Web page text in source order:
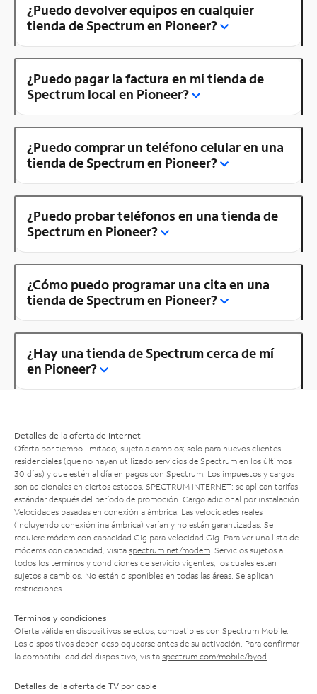
¿Puedo devolver equipos en cualquier
tienda de Spectrum en Pioneer?
¿Puedo pagar la factura en mi tienda de
Spectrum local en Pioneer?
¿Puedo comprar un teléfono celular en una
tienda de Spectrum en Pioneer?
¿Puedo probar teléfonos en una tienda de
Spectrum en Pioneer?
¿Cómo puedo programar una cita en una
tienda de Spectrum en Pioneer?
¿Hay una tienda de Spectrum cerca de mí
en Pioneer?
Detalles de la oferta de Internet
Oferta por tiempo limitado; sujeta a cambios; solo para nuevos clientes
residenciales (que no hayan utilizado servicios de Spectrum en los últimos
30 días) y que estén al día en pagos con Spectrum. Los impuestos y cargos
son adicionales en ciertos estados. SPECTRUM INTERNET: se aplican tarifas
estándar después del período de promoción. Cargo adicional por instalación.
Velocidades basadas en conexión alámbrica. Las velocidades reales
(incluyendo conexión inalámbrica) varían y no están garantizadas. Se
requiere módem con capacidad Gig para velocidad Gig. Para ver una lista de
módems con capacidad, visita spectrum.net/modem . Servicios sujetos a
todos los términos y condiciones de servicio vigentes, los cuales están
sujetos a cambios. No están disponibles en todas las áreas. Se aplican
restricciones.
Términos y condiciones
Oferta válida en dispositivos selectos, compatibles con Spectrum Mobile.
Los dispositivos deben desbloquearse antes de su activación. Para confirmar
la compatibilidad del dispositivo, visita spectrum.com/mobile/byod
Detalles de la oferta de TV por cable